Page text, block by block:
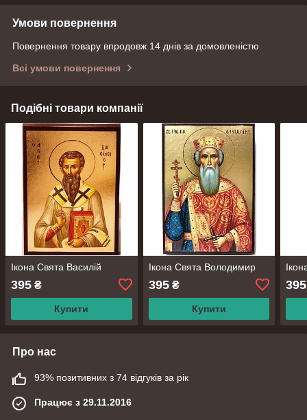
Умови повернення
Повернення товару впродовж 14 днів за домовленістю
Всі умови повернення
Подібні товари компанії
Ікона Свята Василій
395 ₴
Купити
Ікона Свята Володимир
395₴
Купити
395
Про нас
93% позитивних з 74 відгуків за рік
Працює з 29.11.2016